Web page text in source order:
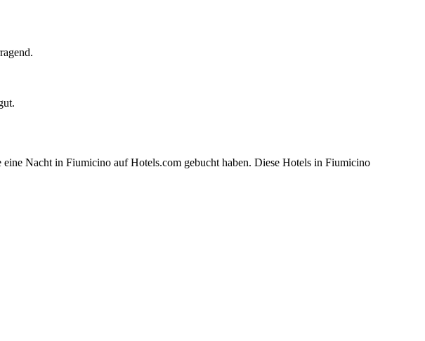
Nacht in Fiumicino auf Hotels.com gebucht haben. Diese Hotels in Fiumicino